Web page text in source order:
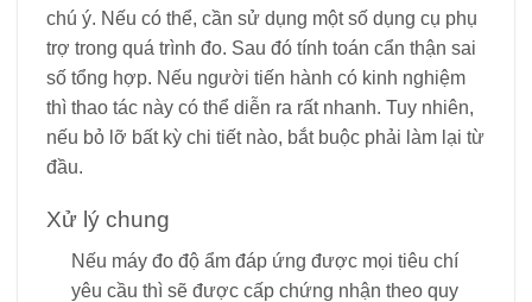
chú ý. Nếu có thể, cần sử dụng một số dụng cụ phụ
trợ trong quá trình đo. Sau đó tính toán cẩn thận sai
số tổng hợp. Nếu người tiến hành có kinh nghiệm
thì thao tác này có thể diễn ra rất nhanh. Tuy nhiên,
nếu bỏ lỡ bất kỳ chi tiết nào, bắt buộc phải làm lại từ
đầu.
Xử lý chung
Nếu máy đo độ ẩm đáp ứng được mọi tiêu chí
yêu cầu thì sẽ được cấp chứng nhận theo quy